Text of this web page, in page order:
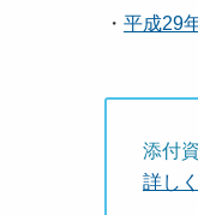
・ 平成29
添付
詳し